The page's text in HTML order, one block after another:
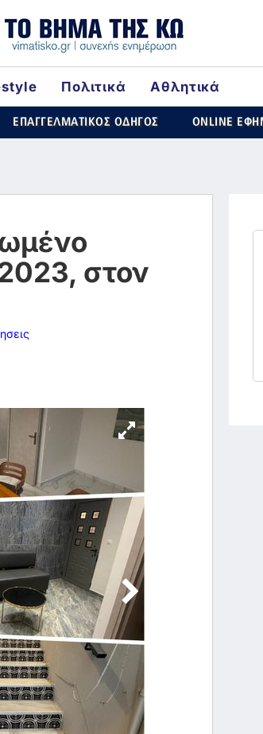
Πολιτικά
Αθλητικά
ΕΠΑΓΓΕΛΜΑΤΙΚΟΣ ΟΔΗΓΟΣ ONLINE
στον